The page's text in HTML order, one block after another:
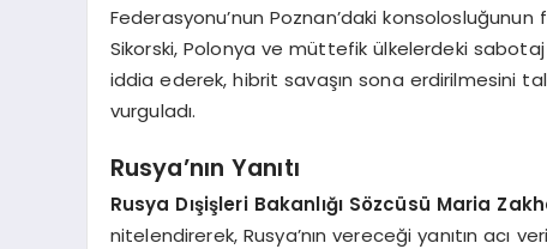
Federasyonu’nun Poznan’daki konsolosluğunun
Sikorski, Polonya ve müttefik ülkelerdeki
iddia ederek, hibrit savaşın sona erdirilmesini
vurguladı.
Rusya’nın Yanıtı
Rusya Dışişleri Bakanlığı Sözcüsü Maria
nitelendirerek, Rusya’nın vereceği yanıtın acı